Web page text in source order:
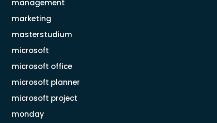
management
marketing
masterstudium
microsoft
microsoft office
microsoft planner
microsoft project
monday